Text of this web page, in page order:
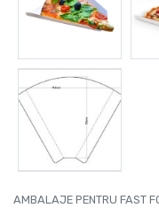
AMBALAJE PENTRU FAST